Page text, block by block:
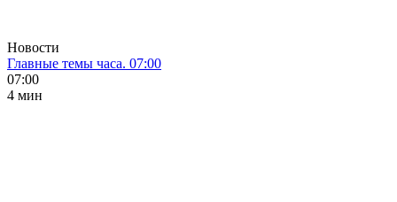
Новости
Главные темы часа. 07:00
07:00
4 мин